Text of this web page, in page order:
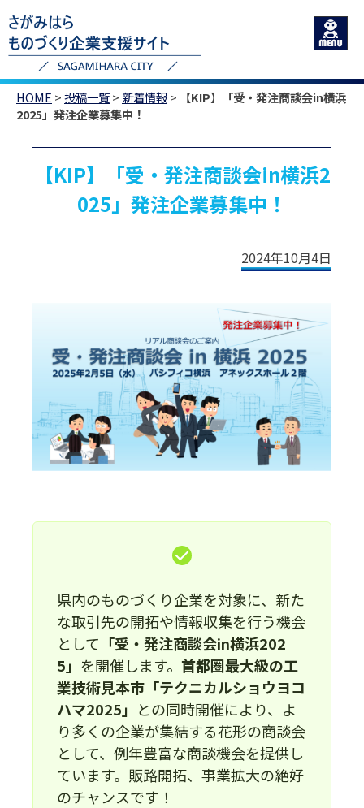
HOME >投稿一覧> 新着情報>
【KIP】「受・発注商談会in横浜
2025」発注企業募集中！
【KIP】「受・発注商談会in横浜2
025」発注企業募集中！
2024年10月4日
県内のものづくり企業を対象に、新た
な取引先の開拓や情報収集を行う機会
として 「受・発注商談会in横浜202
5」 を開催します。 首都圏最大級の工
業技術見本市「テクニカルショウヨコ
ハマ2025」 との同時開催により、よ
り多くの企業が集結する花形の商談会
として、例年豊富な商談機会を提供し
ています。販路開拓、事業拡大の絶好
のチャンスです！